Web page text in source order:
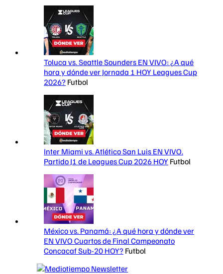
Toluca vs. Seattle Sounders EN VIVO: ¿A qué
hora y dónde ver Jornada 1 HOY Leagues Cup
2026? Futbol
Inter Miami vs. Atlético San Luis EN VIVO.
Partido J1 de Leagues Cup 2026 HOY Futbol
México vs. Panamá: ¿A qué hora y dónde ver
EN VIVO Cuartos de Final Campeonato
Concacaf Sub-20 HOY? Futbol